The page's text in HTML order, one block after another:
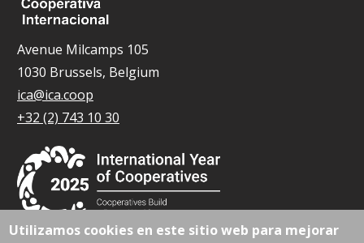
Avenue Milcamps 105
1030 Brussels, Belgium
ica@ica.coop
+32 (2) 743 10 30
Utilizamos cookies en este sitio web para mejorar